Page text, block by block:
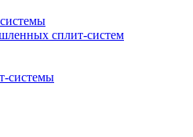
сплит-систем
системы